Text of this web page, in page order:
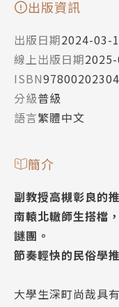
出版資訊
出版日期2024-03-
線上出版日期
ISBN
分級普級
語言繁體中文
簡介
副教授高槻彰良的
南轅北轍師生搭檔
謎團。
節奏輕快的民俗學
大學生深町尚哉具